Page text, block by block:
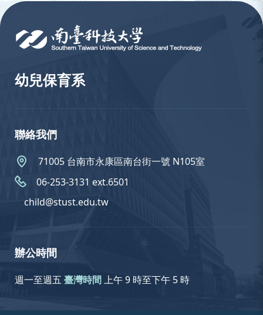
幼兒保育系
聯絡我們
71005 台南市永康區南台街一號 N105室
06-253-3131 ext.6501
child@stust.edu.tw
辦公時間
週一至週五 臺灣時間上午 9 時至下午 5 時